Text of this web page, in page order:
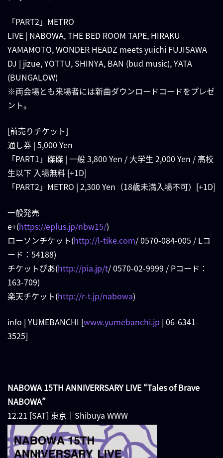
「PART2」METRO
LIVE | NABOWA, THE BED ROOM TAPE, HIRAKU
YAMAMOTO, WONDER HEADZ meets yuichi FUJISAWA
DJ | jizue, YOTTU, SHINYA, BAN (bud music), YATA
(BUNGALOW)
※両会場とも来場者には新曲ダウンロードコードをプレゼ
ント。
[前売りチケット]
通し券 | 5,000 Yen
「PART1」磔磔 | 一般 3,800 Yen / 大学生 2,000 Yen / 高校
生以下 入場無料 [+1D]
「PART2」METRO | 2,300 Yen（18歳未満入場不可）[+1D]
一般発売
e+(https://eplus.jp/nbw15/)
ローソンチケット(http://l-tike.com/ 0570-084-005 / Lコ
ード：54188)
チケットぴあ(http://pia.jp/t/ 0570-02-9999 / Pコード：
163-709)
楽天チケット(http://r-t.jp/nabowa)
info | YUMEBANCHI [www.yumebanchi.jp | 06-6341-
3525]
NABOWA 15TH ANNIVERRSARY LIVE “Tales of Brave
NABOWA”
12.21 [SAT] 東京｜Shibuya WWW